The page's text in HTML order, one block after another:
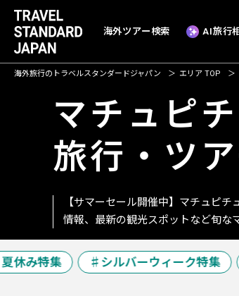
海外ツアー検索 AI旅行
海外旅行のトラベルスタンダードジャパン エリア TOP
マチュピ
旅行・ツ
【サマーセール開催中】マチュピ
情報、最新の観光スポットなど旬な
み特集 シルバーウィーク特集